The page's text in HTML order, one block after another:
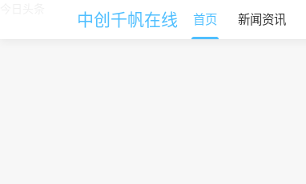
中创千帆在线 首页 新闻资讯